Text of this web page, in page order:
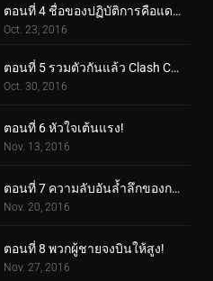
ตอนที่ 4 ชื่อของปฏิบัติการคือแดช!
Oct. 23, 2016
ตอนที่ 5 รวมตัวกันแล้ว Clash Crash!
Oct. 30, 2016
ตอนที่ 6 หัวใจเต้นแรง!
Nov. 13, 2016
ตอนที่ 7 ความลับอันล้ำลึกของการโกหกบางอย่าง
Nov. 20, 2016
ตอนที่ 8 พวกผู้ชายจงบินให้สูง!
Nov. 27, 2016